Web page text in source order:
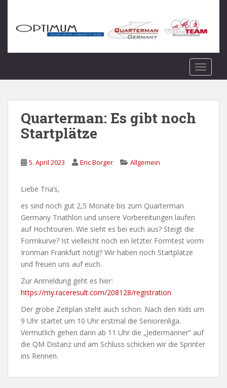
Quarterman: Es gibt noch
Startplätze
5. April 2023 Eric Borger Allgemein
Liebe Tria’s,
es sind noch gut 2,5 Monate bis zum Quarterman
Germany Triathlon und unsere Vorbereitungen laufen
auf Hochtouren. Wie sieht es bei euch aus? Steigt die
Formkurve? Ist vielleicht noch ein letzter Formtest vorm
Ironman Frankfurt nötig? Wir haben noch Startplätze
und freuen uns auf euch.
Zur Anmeldung geht es hier:
https://my.raceresult.com/208128/registration
Der grobe Zeitplan steht auch schon. Nach den Kids um
9 Uhr startet um 10 Uhr erstmal die Seniorenliga.
Vermutlich gehen dann ab 11 Uhr die „Jedermänner“ auf
die QM Distanz und am Schluss schicken wir die Sprinter
ins Rennen.